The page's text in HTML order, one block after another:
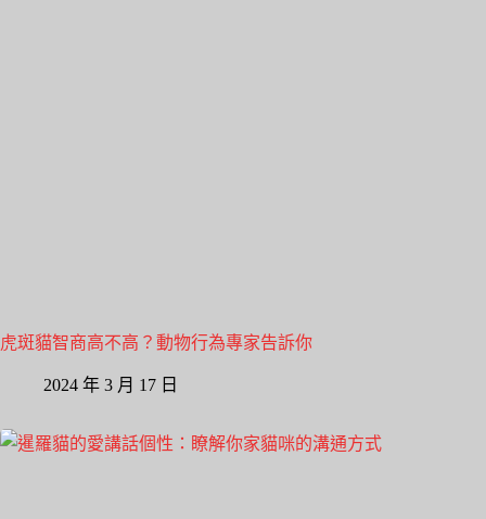
虎斑貓智商高不高？動物行為專家告訴你
2024 年 3 月 17 日